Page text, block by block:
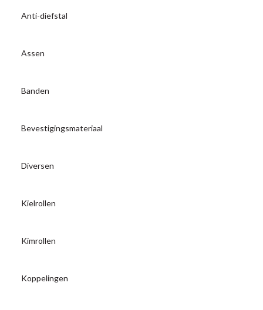
Anti-diefstal
Assen
Banden
Bevestigingsmateriaal
Diversen
Kielrollen
Kimrollen
Koppelingen